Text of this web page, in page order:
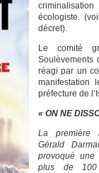
écologiste.
décret).
Le comité
Soulèvements
réagi par un
préfecture de
« ON NE
La première
Gérald
provoqué
plus de